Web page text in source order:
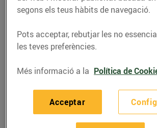
Els millors talls de
carn
24/de juny/2024
segons els teus hàbits de navegació.
Pots acceptar, rebutjar les no
les teves preferències.
Més informació a la Política de
Acceptar